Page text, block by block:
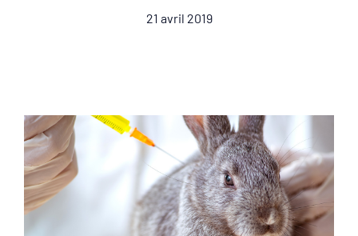
21 avril 2019